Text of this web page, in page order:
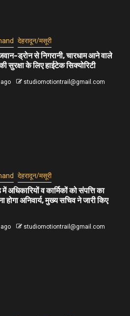
देहरादून/मसूरी
ड्रोन से निगरानी, चारधाम आने वाले
सुरक्षा के लिए हाईटेक सिक्योरिटी
studiomotiontrail@gmail.com
देहरादून/मसूरी
अधिकारियों व कार्मिकों को संपत्ति का
होगा अनिवार्य, मुख्य सचिव ने जारी किए
studiomotiontrail@gmail.com